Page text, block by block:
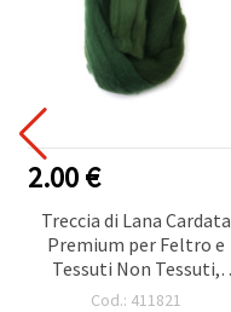
2.00 €
Treccia di Lana Cardata
Premium per Feltro e
Tessuti Non Tessuti,
Sfumature Verde Scuro -
Cod.: 411821